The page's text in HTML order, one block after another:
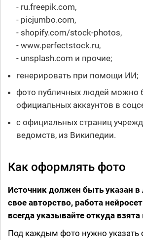
- ru.freepik.com,
- picjumbo.com,
- shopify.com/stock-photos,
- www.perfectstock.ru,
- unsplash.com и прочие;
генерировать при помощи ИИ;
фото публичных людей можно
официальных аккаунтов в
с официальных страниц
ведомств, из Википедии.
Как оформлять фото
Источник должен быть указан
свое авторство, работа
всегда указывайте откуда
Под каждым фото нужно указать